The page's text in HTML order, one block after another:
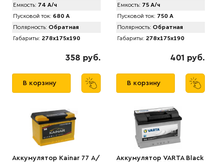
Емкость: 74 А/ч
Пусковой ток: 680 А
Полярность: Обратная
Габариты: 278x175x190
358 руб.
В корзину
Емкость: 75 А/ч
Пусковой ток: 750 А
Полярность: Обратная
Габариты: 278x175x190
401 руб.
В корзину
Аккумулятор Kainar 77 А/
Аккумулятор VARTA Black